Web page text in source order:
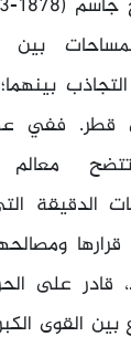
بين
قطر. ففي
معالم
الدقيقة
على
القوى